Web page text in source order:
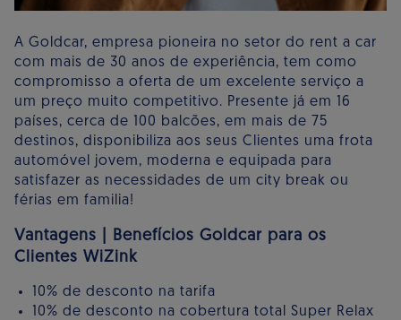
A Goldcar, empresa pioneira no setor do rent a car
com mais de 30 anos de experiência, tem como
compromisso a oferta de um excelente serviço a
um preço muito competitivo. Presente já em 16
países, cerca de 100 balcões, em mais de 75
destinos, disponibiliza aos seus Clientes uma frota
automóvel jovem, moderna e equipada para
satisfazer as necessidades de um city break ou
férias em familia!
Vantagens | Benefícios Goldcar para os
Clientes WiZink
10% de desconto na tarifa
10% de desconto na cobertura total Super Relax